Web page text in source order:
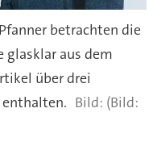
betrachten die
glasklar aus dem
über drei
(Bild: